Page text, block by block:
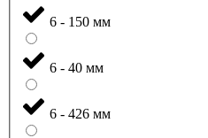
6 - 150 мм
6 - 40 мм
6 - 426 мм